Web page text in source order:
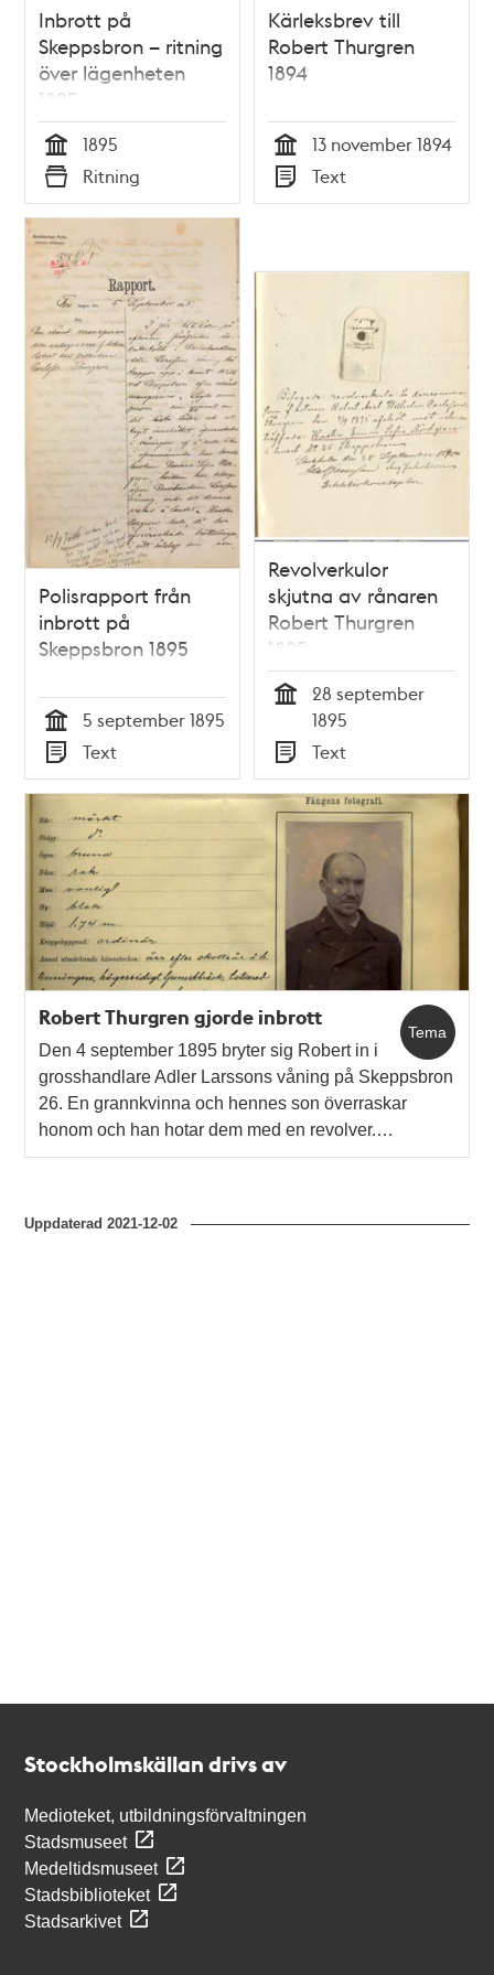
Inbrott på
Skeppsbron – ritning
över lägenheten
1895
Tid
1895
Typ
Ritning
Kärleksbrev till
Robert Thurgren
1894
Tid
13 november 1894
Typ
Text
Polisrapport från
inbrott på
Skeppsbron 1895
Tid
5 september 1895
Typ
Text
Revolverkulor
skjutna av rånaren
Robert Thurgren
1895
28 september
1895
Typ
Text
Tema
Robert Thurgren gjorde inbrott
Den 4 september 1895 bryter sig Robert in i
grosshandlare Adler Larssons våning på Skeppsbron
26. En grannkvinna och hennes son överraskar
honom och han hotar dem med en revolver.…
Uppdaterad2021-12-02
Stockholmskällan drivs av
Medioteket, utbildningsförvaltningen
Stadsmuseet
Medeltidsmuseet
Stadsbiblioteket
Stadsarkivet